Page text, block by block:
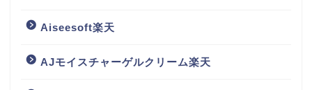
Aiseesoft楽天
AJモイスチャーゲルクリーム楽天